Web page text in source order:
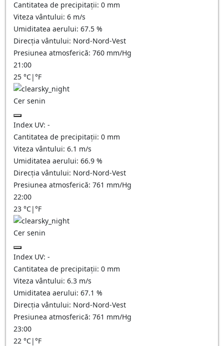
Cantitatea de precipitații: 0 mm
Viteza vântului: 6 m/s
Umiditatea aerului: 67.5 %
Direcția vântului: Nord-Nord-Vest
Presiunea atmosferică: 760 mm/Hg
21:00
25 °C|°F
Cer senin
Index UV: -
Cantitatea de precipitații: 0 mm
Viteza vântului: 6.1 m/s
Umiditatea aerului: 66.9 %
Direcția vântului: Nord-Nord-Vest
Presiunea atmosferică: 761 mm/Hg
22:00
23 °C|°F
Cer senin
Index UV: -
Cantitatea de precipitații: 0 mm
Viteza vântului: 6.3 m/s
Umiditatea aerului: 67.1 %
Direcția vântului: Nord-Nord-Vest
Presiunea atmosferică: 761 mm/Hg
23:00
22 °C|°F